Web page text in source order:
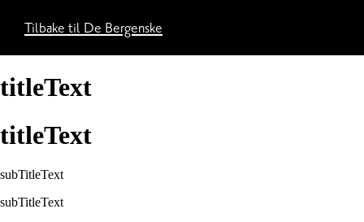
Tilbake til De Bergenske
titleText
titleText
subTitleText
subTitleText